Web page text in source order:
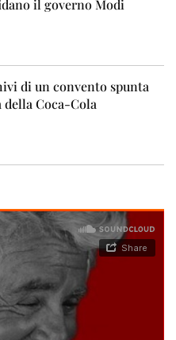
il governo Modi
di un convento spunta
della Coca-Cola